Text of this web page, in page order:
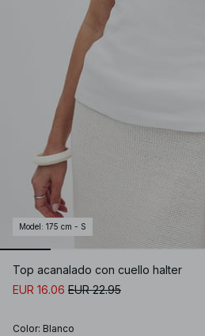
Model : 175 cm - S
Top acanalado con cuello halter
EUR 16.06 EUR 22.95
Color: Blanco